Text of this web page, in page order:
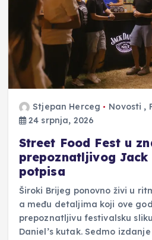
Stjepan Herceg Novosti ,
24 srpnja, 2026
Street Food Fest u
prepoznatljivog Jack
potpisa
Široki Brijeg ponovno živi u
a među detaljima koji ove
prepoznatljivu festivalsku
Daniel’s kutak. Sedmo